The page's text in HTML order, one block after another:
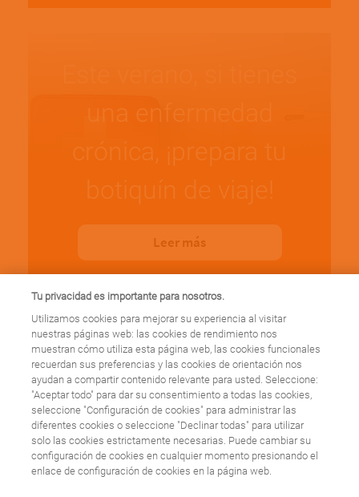
una enfermedad
crónica, ¡prepara tu
botiquín de viaje!
Leer más
Mito ¡Si eres asmático
no puedes hacer
deporte!
Tu privacidad es importante para nosotros.
Utilizamos cookies para mejorar su experiencia al visitar
nuestras páginas web: las cookies de rendimiento nos
muestran cómo utiliza esta página web, las cookies funcionales
recuerdan sus preferencias y las cookies de orientación nos
ayudan a compartir contenido relevante para usted. Seleccione:
"Aceptar todo" para dar su consentimiento a todas las cookies,
seleccione "Configuración de cookies" para administrar las
diferentes cookies o seleccione "Declinar todas" para utilizar
solo las cookies estrictamente necesarias. Puede cambiar su
configuración de cookies en cualquier momento presionando el
enlace de configuración de cookies en la página web.